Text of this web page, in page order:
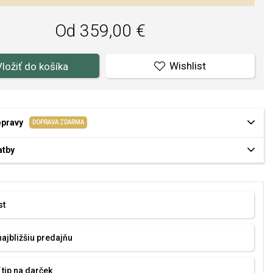
Od 359,00 €
do košíka Wishlist
DOPRAVA ZDARMA
predajňu
na darček